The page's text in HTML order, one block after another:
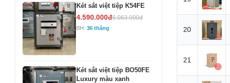
Két sắt việt tiệp K54FE
4.590.000đ6.063.000đ
BH: 36 tháng
Két sắt việt tiệp BO50FE
Luxury màu xanh
20
21